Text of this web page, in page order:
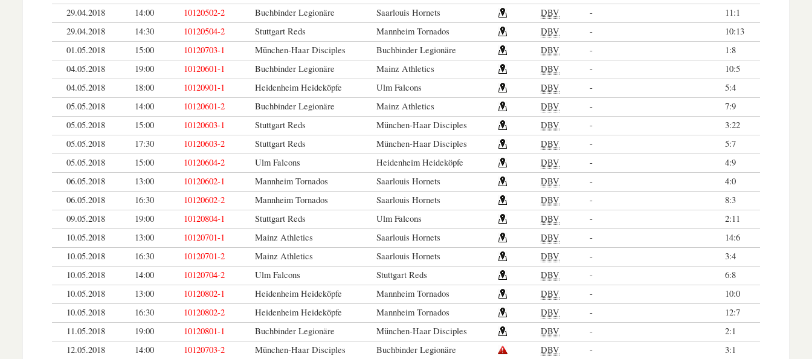
29.04.2018
14:00 10120502-2 Buchbinder Legionäre Saarlouis Hornets DBV -
11:1
29.04.2018
14:30 10120504-2 Stuttgart Reds Mannheim Tornados DBV -
10:13
01.05.2018
15:00 10120703-1 München-Haar Disciples Buchbinder Legionäre DBV -
1:8
04.05.2018
19:00 10120601-1 Buchbinder Legionäre Mainz Athletics DBV -
10:5
04.05.2018
18:00 10120901-1 Heidenheim Heideköpfe Ulm Falcons DBV -
5:4
05.05.2018
14:00 10120601-2 Buchbinder Legionäre Mainz Athletics DBV -
7:9
05.05.2018
15:00 10120603-1 Stuttgart Reds München-Haar Disciples DBV -
3:22
05.05.2018
17:30 10120603-2 Stuttgart Reds München-Haar Disciples DBV -
5:7
05.05.2018
15:00 10120604-2 Ulm Falcons Heidenheim Heideköpfe DBV -
4:9
06.05.2018
13:00 10120602-1 Mannheim Tornados Saarlouis Hornets DBV -
4:0
06.05.2018
16:30 10120602-2 Mannheim Tornados Saarlouis Hornets DBV -
8:3
09.05.2018
19:00 10120804-1 Stuttgart Reds Ulm Falcons DBV -
2:11
10.05.2018
13:00 10120701-1 Mainz Athletics Saarlouis Hornets DBV -
14:6
10.05.2018
16:30 10120701-2 Mainz Athletics Saarlouis Hornets DBV -
3:4
10.05.2018
14:00 10120704-2 Ulm Falcons Stuttgart Reds DBV -
6:8
10.05.2018
13:00 10120802-1 Heidenheim Heideköpfe Mannheim Tornados DBV -
10:0
10.05.2018
16:30 10120802-2 Heidenheim Heideköpfe Mannheim Tornados DBV -
12:7
11.05.2018
19:00 10120801-1 Buchbinder Legionäre München-Haar Disciples DBV -
2:1
12.05.2018
14:00 10120703-2 München-Haar Disciples Buchbinder Legionäre DBV - 3:1